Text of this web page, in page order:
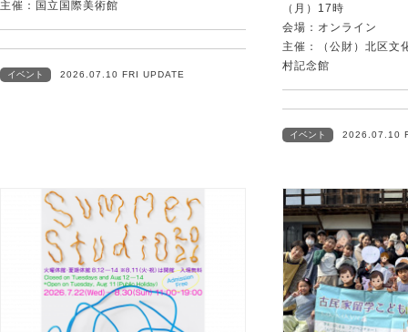
主催：国立国際美術館
イベント 2026.07.10 FRI UPDATE
（月）17時
会場：オンライン
主催：（公財）北区
村記念館
イベント 2026.07.10